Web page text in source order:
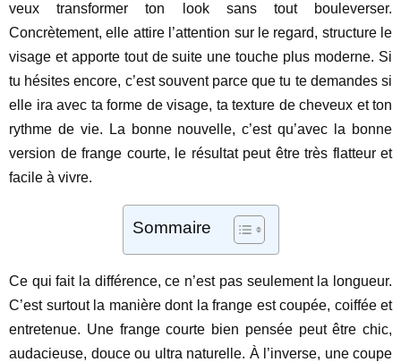
veux transformer ton look sans tout bouleverser.
Concrètement, elle attire l’attention sur le regard, structure le
visage et apporte tout de suite une touche plus moderne. Si
tu hésites encore, c’est souvent parce que tu te demandes si
elle ira avec ta forme de visage, ta texture de cheveux et ton
rythme de vie. La bonne nouvelle, c’est qu’avec la bonne
version de frange courte, le résultat peut être très flatteur et
facile à vivre.
Sommaire
Ce qui fait la différence, ce n’est pas seulement la longueur.
C’est surtout la manière dont la frange est coupée, coiffée et
entretenue. Une frange courte bien pensée peut être chic,
audacieuse, douce ou ultra naturelle. À l’inverse, une coupe